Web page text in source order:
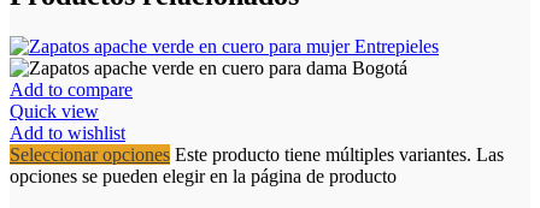
Add to compare
Quick view
Add to wishlist
Seleccionar opciones Este producto tiene múltiples variantes. Las
opciones se pueden elegir en la página de producto